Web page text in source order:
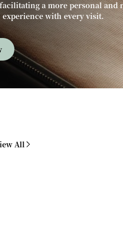
a more personal and
with every visit.
All